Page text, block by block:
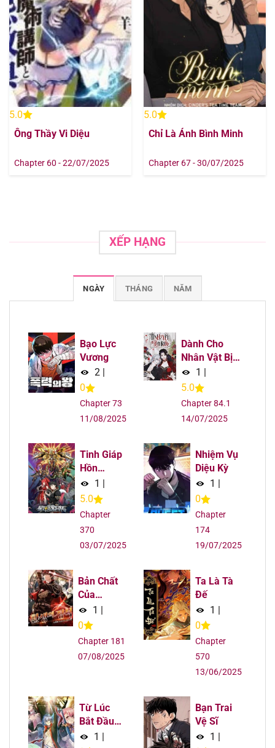
Chapter 29 31/07/2025
Chapter 28 31/07/2025
Chapter 27 31/07/2025
Chapter 26
Chapter 19 31/07/2025
Chapter 18
31/07/2025
Chapter 15 31/07/2025
Chapter 14 31/07/2025
31/07/2025
Chapter 11 31/07/2025
Chapter 10 31/07/2025
31/07/2025
Chapter 7 31/07/2025
5.0
Ông Thầy Vi Diệu
Chapter 60 - 22/07/2025
5.0
Chỉ Là Ánh Bình Minh
Chapter 67 - 30/07/2025
XẾP HẠNG
NGÀY THÁNG NĂM
Bạo Lực
Vương
2
0
Chapter 73
11/08/2025
Dành Cho
Nhân Vật Bị
Bỏ Rơi Yêu
Thích Nhất
Của Tôi
1
5.0
Chapter 84.1
14/07/2025
Tinh Giáp
Hồn
Tướng
1
5.0
Chapter
370
03/07/2025
Nhiệm Vụ
Diệu Kỳ
1
0
Chapter
174
19/07/2025
Bản Chất
Của
Chuyển
Sinh
1 |
0
Chapter 181
07/08/2025
Ta Là Tà
Đế
1 |
0
Chapter
570
13/06/2025
Từ Lúc
Bắt Đầu
Liền Vô
1 |
Bạn Trai
Vệ Sĩ
1 |